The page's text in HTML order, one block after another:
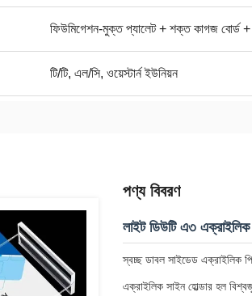
ফিউমিগেশন-মুক্ত প্যালেট + শক্ত কাগজ বোর্ড +
টি/টি, এল/সি, ওয়েস্টার্ন ইউনিয়ন
পণ্য বিবরণ
লাইট ডিউটি এ৩ এক্রাইলিক
স্বচ্ছ ডাবল সাইডেড এক্রাইলিক
এক্রাইলিক সাইন হোল্ডার হল